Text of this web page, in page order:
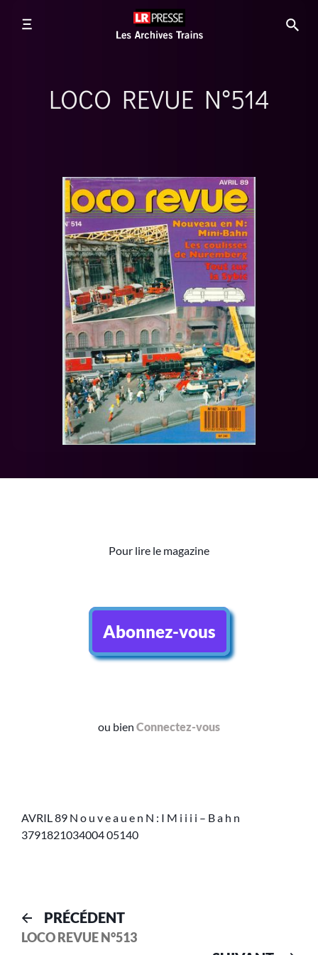
LOCO REVUE N°514
Pour lire le magazine
Abonnez-vous
ou bien Connectez-vous
AVRIL 89 N o u v e a u e n N : I M i i i i – B a h n
3791821034004 05140
PRÉCÉDENT
LOCO REVUE N°513